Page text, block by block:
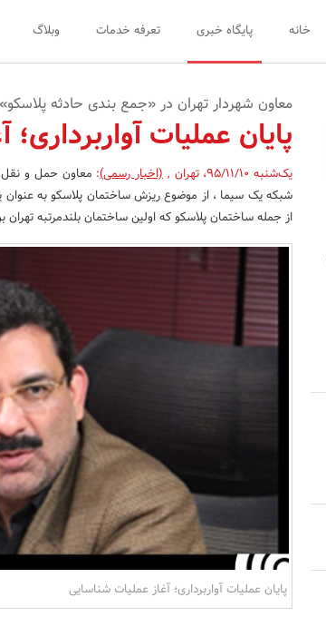
خانه پایگاه خبری تعرفه خدمات وبلاگ
معاون شهردار تهران در «جمع بندی حادثه
پایان عملیات
یک‌شنبه 95/11/10 ،تهران , (اخبار رسمی):
شبکه یک سیما ، از موضوع ریزش ساختمان پلاسکو به
از جمله ساختمان پلاسکو که اولین ساختمان بلندمرتبه
پایان عملیات آواربرداری؛ آغاز عملیات شناسایی